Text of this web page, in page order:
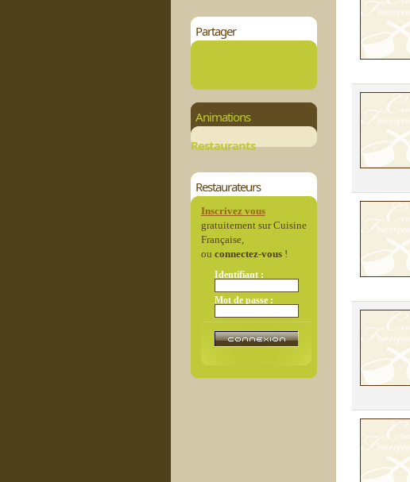
Partager
Animations
Restaurants
Restaurateurs
Inscrivez vous
gratuitement sur Cuisine
Française,
ou connectez-vous!
Identifiant :
Mot de passe :